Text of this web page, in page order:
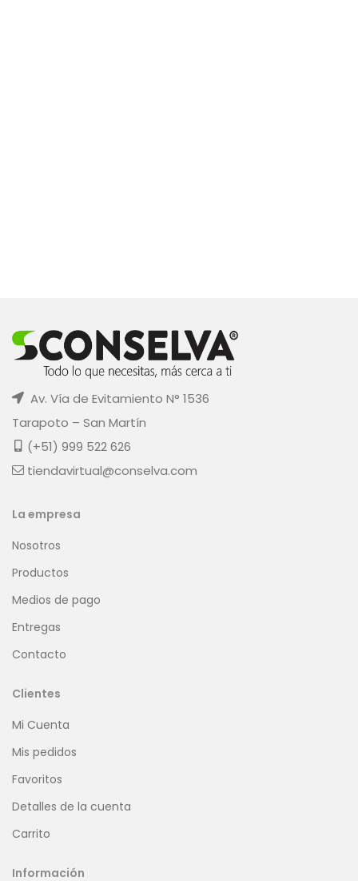
Av. Vía de Evitamiento N° 1536
Tarapoto – San Martín
(+51) 999 522 626
tiendavirtual@conselva.com
La empresa
Nosotros
Productos
Medios de pago
Entregas
Contacto
Clientes
Mi Cuenta
Mis pedidos
Favoritos
Detalles de la cuenta
Carrito
Información